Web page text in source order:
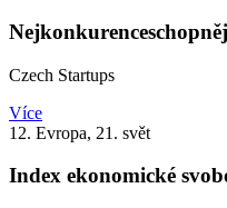
Czech Startups
Více
12. Evropa, 21. svět
Index ekonomické